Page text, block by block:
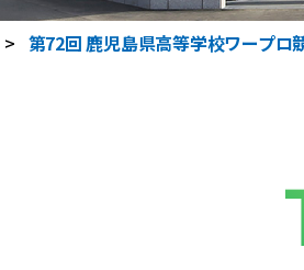
> 第72回 鹿児島県高等学校ワープロ